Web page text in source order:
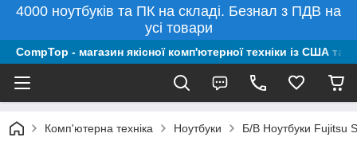
4000 ноутбуків та ПК на складі. Безнал з ПДВ на
усі товари
CompTop - магазин якісної комп'ютерної техніки із США та
Комп'ютерна техніка Ноутбуки Б/В Ноутбуки Fujitsu